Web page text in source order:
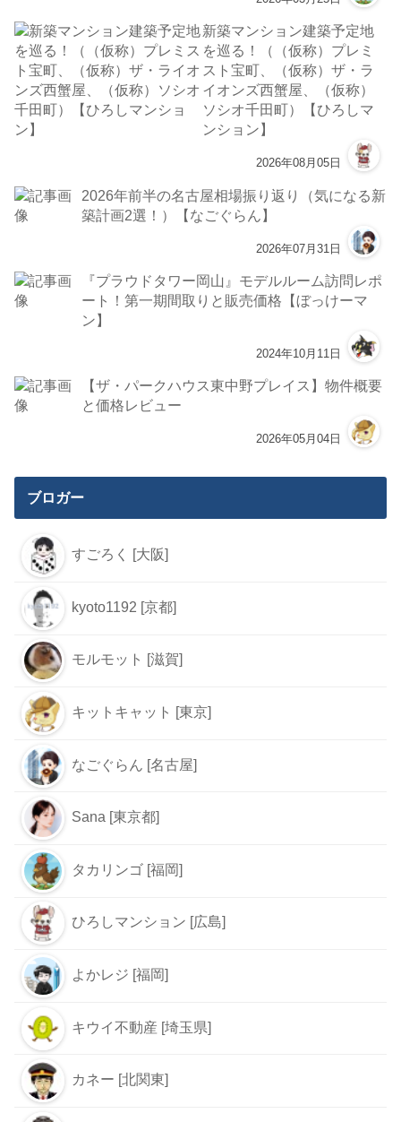
新築マンション建築予定地
を巡る！（（仮称）プレミ
スト宝町、（仮称）ザ・ラ
イオンズ西蟹屋、（仮称）
ソシオ千田町）【ひろしマ
ンション】
2026年08月05日
2026年前半の名古屋相場振り返り（気になる新
築計画2選！）【なごぐらん】
2026年07月31日
『プラウドタワー岡山』モデルルーム訪問レポ
ート！第一期間取りと販売価格【ぼっけーマ
ン】
2024年10月11日
【ザ・パークハウス東中野プレイス】物件概要
と価格レビュー
2026年05月04日
ブロガー
すごろく [大阪]
kyoto1192 [京都]
モルモット [滋賀]
キットキャット [東京]
なごぐらん [名古屋]
Sana [東京都]
タカリンゴ [福岡]
ひろしマンション [広島]
よかレジ [福岡]
キウイ不動産 [埼玉県]
カネー [北関東]